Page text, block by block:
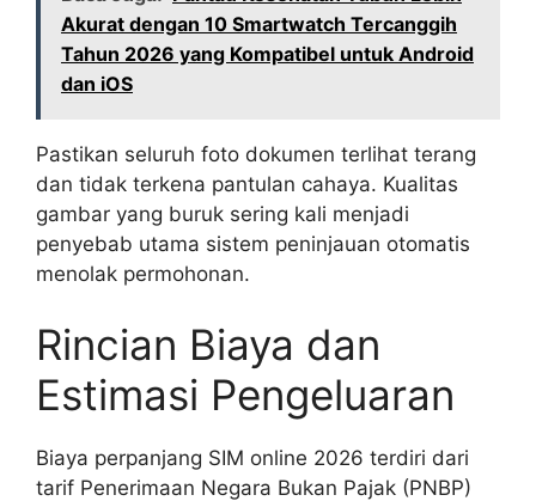
Akurat dengan 10 Smartwatch Tercanggih
Tahun 2026 yang Kompatibel untuk Android
dan iOS
Pastikan seluruh foto dokumen terlihat terang
dan tidak terkena pantulan cahaya. Kualitas
gambar yang buruk sering kali menjadi
penyebab utama sistem peninjauan otomatis
menolak permohonan.
Rincian Biaya dan
Estimasi Pengeluaran
Biaya perpanjang SIM online 2026 terdiri dari
tarif Penerimaan Negara Bukan Pajak (PNBP)